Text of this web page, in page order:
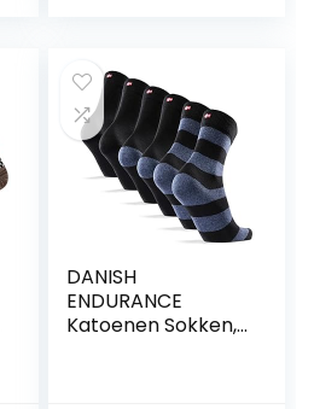
DANISH
ENDURANCE
Katoenen Sokken,